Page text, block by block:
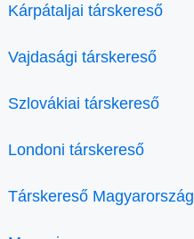
Kárpátaljai társkereső
Vajdasági társkereső
Szlovákiai társkereső
Londoni társkereső
Társkereső Magyarország